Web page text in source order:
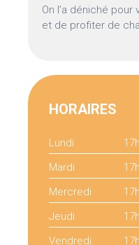
On l’a déniché
et de profiter de
HORAIRES
Lundi
Mardi
Mercredi
Jeudi
Vendredi